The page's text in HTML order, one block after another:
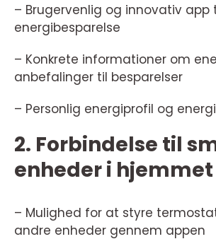
– Brugervenlig og innovativ app
energibesparelse
– Konkrete informationer om
anbefalinger til besparelser
– Personlig energiprofil og
2. Forbindelse til
enheder i hjemmet
– Mulighed for at styre
andre enheder gennem appen